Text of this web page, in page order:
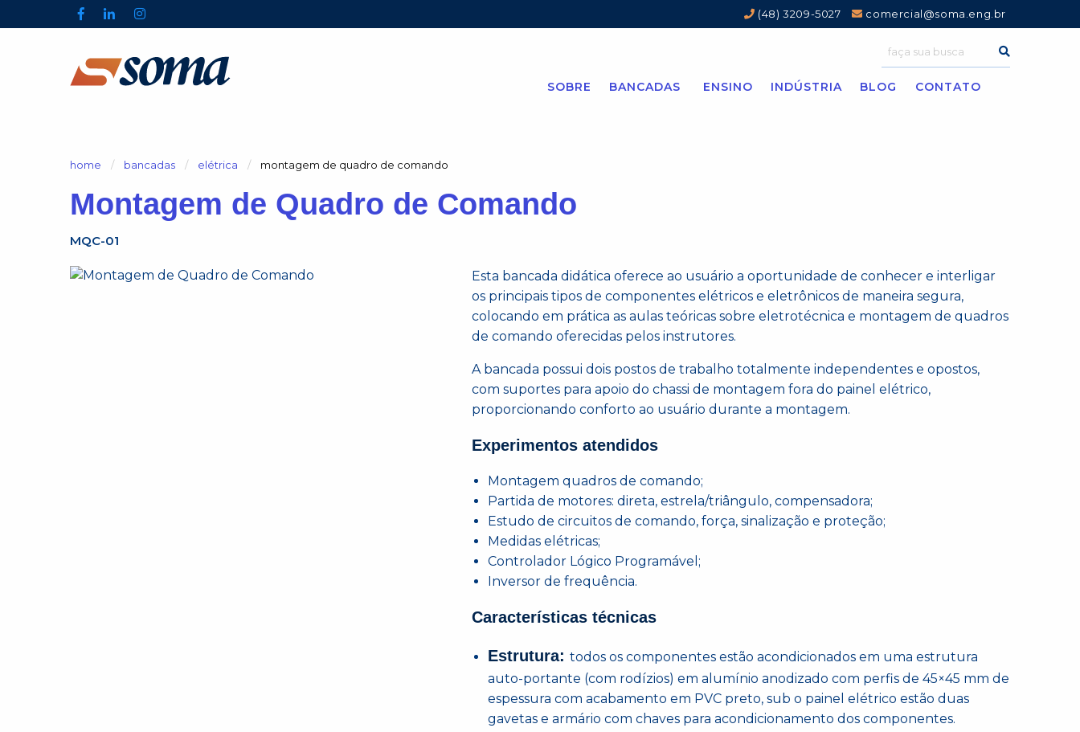
(48) 3209-5027 comercial@soma.eng.br
SOBRE BANCADAS ENSINO INDÚSTRIA BLOG CONTATO
home bancadas elétrica atual:
montagem de quadro de comando
Montagem de Quadro de Comando
MQC-01
Esta bancada didática oferece ao usuário a oportunidade de conhecer e interligar
os principais tipos de componentes elétricos e eletrônicos de maneira segura,
colocando em prática as aulas teóricas sobre eletrotécnica e montagem de quadros
de comando oferecidas pelos instrutores.
A bancada possui dois postos de trabalho totalmente independentes e opostos,
com suportes para apoio do chassi de montagem fora do painel elétrico,
proporcionando conforto ao usuário durante a montagem.
Experimentos atendidos
Montagem quadros de comando;
Partida de motores: direta, estrela/triângulo, compensadora;
Estudo de circuitos de comando, força, sinalização e proteção;
Medidas elétricas;
Controlador Lógico Programável;
Inversor de frequência.
Características técnicas
Estrutura: todos os componentes estão acondicionados em uma estrutura
auto-portante (com rodízios) em alumínio anodizado com perfis de 45×45 mm de
espessura com acabamento em PVC preto, sub o painel elétrico estão duas
gavetas e armário com chaves para acondicionamento dos componentes.